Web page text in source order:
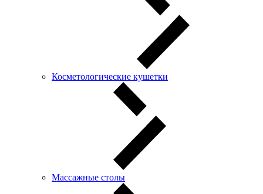
Косметологические кушетки
Массажные столы